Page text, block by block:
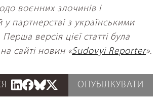
воєнних злочинів і
у партнерстві з українськими
версія цієї статті була
сайті новин «Sudovyi Reporter».
ОПУБІЛКУВАТИ